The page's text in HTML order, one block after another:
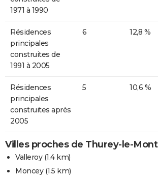
1971 à 1990
Résidences
principales
construites de
1991 à 2005
6 12,8 %
Résidences
principales
construites après
2005
5 10,6 %
Villes proches de Thurey-le-Mont
Valleroy(1.4 km)
Moncey(1.5 km)